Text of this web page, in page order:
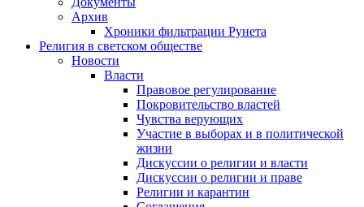
Архив
Хроники фильтрации Рунета
Религия в светском обществе
Новости
Власти
Правовое регулирование
Покровительство властей
Чувства верующих
Участие в выборах и в политической
жизни
Дискуссии о религии и власти
Дискуссии о религии и праве
Религии и карантин